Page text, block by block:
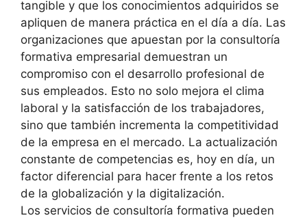
tangible y que los conocimientos adquiridos se
apliquen de manera práctica en el día a día. Las
organizaciones que apuestan por la consultoría
formativa empresarial demuestran un
compromiso con el desarrollo profesional de
sus empleados. Esto no solo mejora el clima
laboral y la satisfacción de los trabajadores,
sino que también incrementa la competitividad
de la empresa en el mercado. La actualización
constante de competencias es, hoy en día, un
factor diferencial para hacer frente a los retos
de la globalización y la digitalización.
Los servicios de consultoría formativa pueden